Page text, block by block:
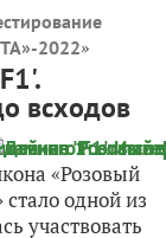
2022»
всходов
«Розовый
одной из
участвовать